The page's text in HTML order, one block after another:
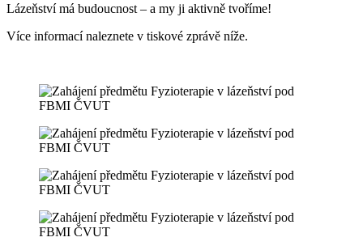
Lázeňství má budoucnost – a my ji aktivně tvoříme!
Více informací naleznete v tiskové zprávě níže.